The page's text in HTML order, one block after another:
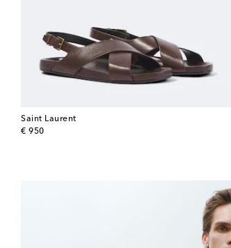
Saint Laurent
€ 950
original price